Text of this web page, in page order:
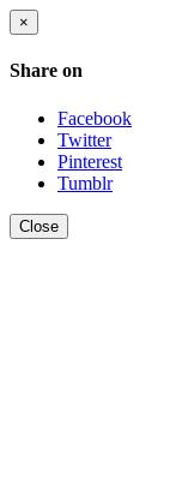
×
Share on
Facebook
Twitter
Pinterest
Tumblr
Close